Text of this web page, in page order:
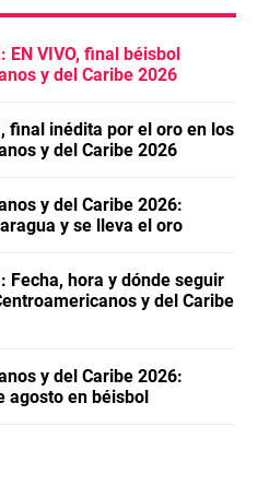
EN VIVO, final béisbol
y del Caribe 2026
final inédita por el oro en los
y del Caribe 2026
y del Caribe 2026:
y se lleva el oro
Fecha, hora y dónde seguir
y del Caribe
y del Caribe 2026:
agosto en béisbol